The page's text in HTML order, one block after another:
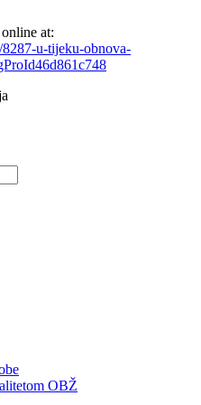
at:
u-tijeku-obnova-
OBŽ